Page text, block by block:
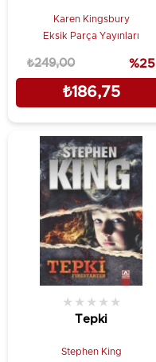
Karen Kingsbury
Eksik Parça Yayınları
₺186,75
₺249,00 %25
Tepki
★ ★ ★ ★ ★
Stephen King